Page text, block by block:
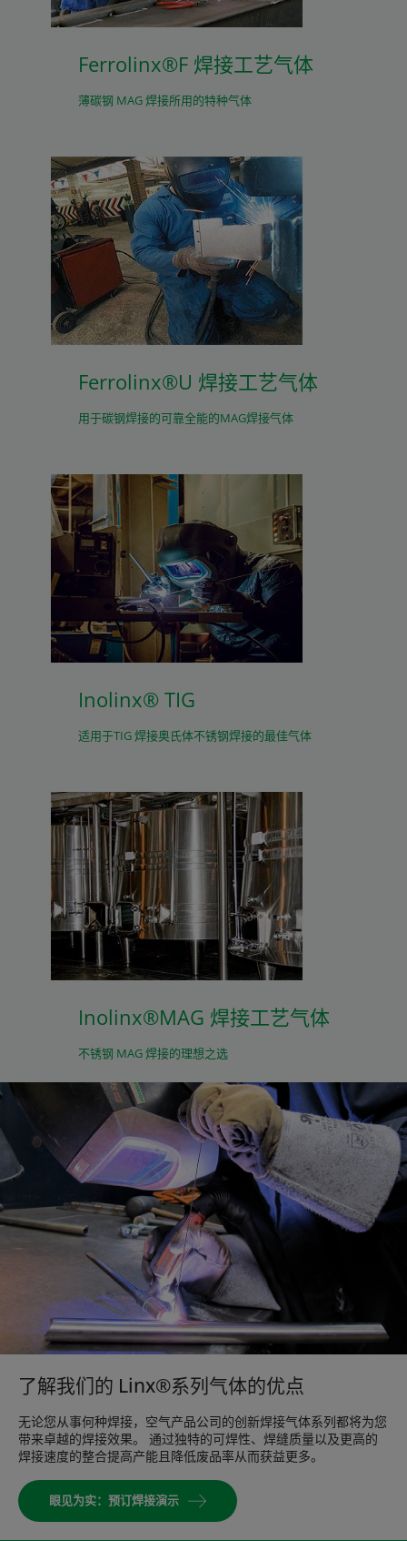
Ferrolinx®F 焊接工艺气体
薄碳钢 MAG 焊接所用的特种气体
Ferrolinx®U 焊接工艺气体
用于碳钢焊接的可靠全能的MAG焊接气体
Inolinx® TIG
适用于TIG 焊接奥氏体不锈钢焊接的最佳气体
Inolinx®MAG 焊接工艺气体
不锈钢 MAG 焊接的理想之选
了解我们的 Linx®系列气体的优点
无论您从事何种焊接，空气产品公司的创新焊接气体系列都将为您
带来卓越的焊接效果。 通过独特的可焊性、焊缝质量以及更高的
焊接速度的整合提高产能且降低废品率从而获益更多。
眼见为实：预订焊接演示